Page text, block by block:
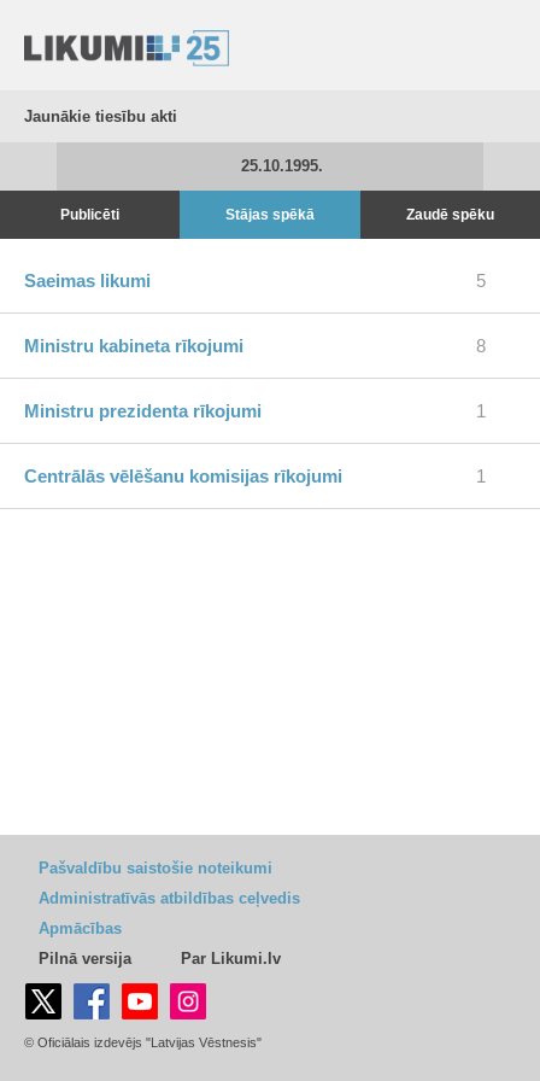
Jaunākie tiesību akti
25.10.1995.
Publicēti Stājas spēkā Zaudē spēku
Saeimas likumi 5
Ministru kabineta rīkojumi 8
Ministru prezidenta rīkojumi 1
Centrālās vēlēšanu komisijas rīkojumi 1
Pašvaldību saistošie noteikumi
Administratīvās atbildības ceļvedis
Apmācības
Pilnā versija
Par Likumi.lv
© Oficiālais izdevējs "Latvijas Vēstnesis"